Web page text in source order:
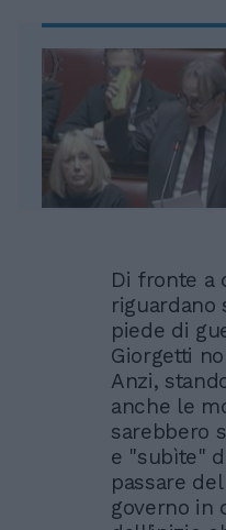
Di fronte a
riguardano
piede di
Giorgetti
Anzi,
anche le
sarebbero
e "subìte"
passare
governo in